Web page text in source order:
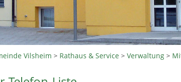
Vilsheim > Rathaus & Service >Verwaltung >